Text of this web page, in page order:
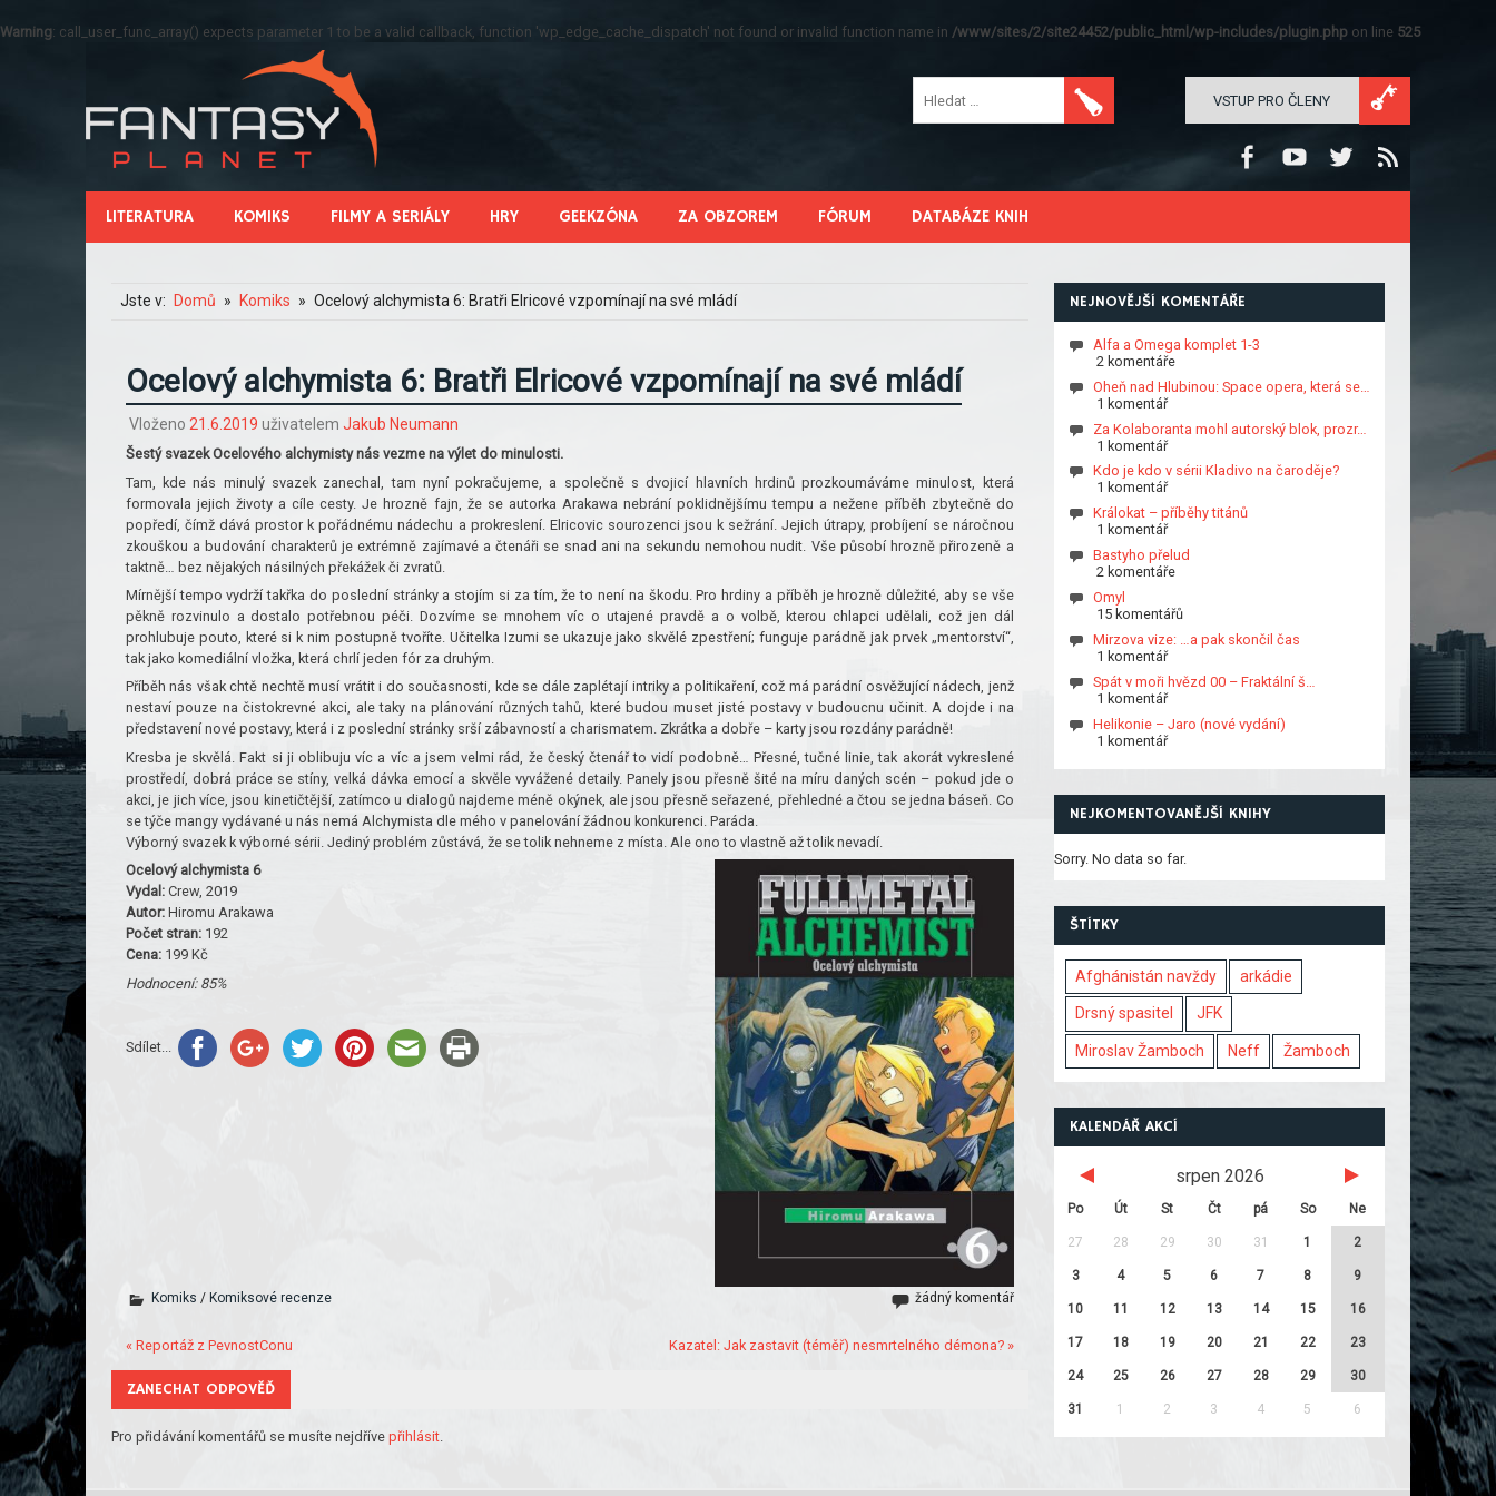
Warning: call_user_func_array() expects parameter 1 to be a valid callback, function 'wp_edge_cache_dispatch' not found or invalid function name in /www/sites/2/site24452/public_html/wp-includes/plugin.php on line 525
VSTUP PRO ČLENY
LITERATURA KOMIKS FILMY A SERIÁLY HRY GEEKZÓNA ZA OBZOREM FÓRUM DATABÁZE KNIH
Jste v: Domů Komiks Ocelový alchymista 6: Bratři Elricové vzpomínají na své mládí
Ocelový alchymista 6: Bratři Elricové vzpomínají na své mládí
Vloženo 21.6.2019 uživatelem Jakub Neumann
Šestý svazek Ocelového alchymisty nás vezme na výlet do minulosti.
Tam, kde nás minulý svazek zanechal, tam nyní pokračujeme, a společně s dvojicí hlavních hrdinů prozkoumáváme minulost, která
formovala jejich životy a cíle cesty. Je hrozně fajn, že se autorka Arakawa nebrání poklidnějšímu tempu a nežene příběh zbytečně do
popředí, čímž dává prostor k pořádnému nádechu a prokreslení. Elricovic sourozenci jsou k sežrání. Jejich útrapy, probíjení se náročnou
zkouškou a budování charakterů je extrémně zajímavé a čtenáři se snad ani na sekundu nemohou nudit. Vše působí hrozně přirozeně a
taktně… bez nějakých násilných překážek či zvratů.
Mírnější tempo vydrží takřka do poslední stránky a stojím si za tím, že to není na škodu. Pro hrdiny a příběh je hrozně důležité, aby se vše
pěkně rozvinulo a dostalo potřebnou péči. Dozvíme se mnohem víc o utajené pravdě a o volbě, kterou chlapci udělali, což jen dál
prohlubuje pouto, které si k nim postupně tvoříte. Učitelka Izumi se ukazuje jako skvělé zpestření; funguje parádně jak prvek „mentorství“,
tak jako komediální vložka, která chrlí jeden fór za druhým.
Příběh nás však chtě nechtě musí vrátit i do současnosti, kde se dále zaplétají intriky a politikaření, což má parádní osvěžující nádech, jenž
nestaví pouze na čistokrevné akci, ale taky na plánování různých tahů, které budou muset jisté postavy v budoucnu učinit. A dojde i na
představení nové postavy, která i z poslední stránky srší zábavností a charismatem. Zkrátka a dobře – karty jsou rozdány parádně!
Kresba je skvělá. Fakt si ji oblibuju víc a víc a jsem velmi rád, že český čtenář to vidí podobně… Přesné, tučné linie, tak akorát vykreslené
prostředí, dobrá práce se stíny, velká dávka emocí a skvěle vyvážené detaily. Panely jsou přesně šité na míru daných scén – pokud jde o
akci, je jich více, jsou kinetičtější, zatímco u dialogů najdeme méně okýnek, ale jsou přesně seřazené, přehledné a čtou se jedna báseň. Co
se týče mangy vydávané u nás nemá Alchymista dle mého v panelování žádnou konkurenci. Paráda.
Výborný svazek k výborné sérii. Jediný problém zůstává, že se tolik nehneme z místa. Ale ono to vlastně až tolik nevadí.
Ocelový alchymista 6
Vydal:Crew, 2019
Autor:Hiromu Arakawa
Počet stran:192
Cena:199 Kč
Hodnocení: 85%
Sdílet...
Komiks / Komiksové recenze žádný komentář
« Reportáž z PevnostConu Kazatel: Jak zastavit (téměř) nesmrtelného démona? »
ZANECHAT ODPOVĚĎ
Pro přidávání komentářů se musíte nejdřívepřihlásit
NEJNOVĚJŠÍ KOMENTÁŘE
Alfa a Omega komplet 1-3
2 komentáře
Oheň nad Hlubinou: Space opera, která se…
1 komentář
Za Kolaboranta mohl autorský blok, prozr…
1 komentář
Kdo je kdo v sérii Kladivo na čaroděje?
1 komentář
Králokat – příběhy titánů
1 komentář
Bastyho přelud
2 komentáře
Omyl
15 komentářů
Mirzova vize: …a pak skončil čas
1 komentář
Spát v moři hvězd 00 – Fraktální š…
1 komentář
Helikonie – Jaro (nové vydání)
1 komentář
NEJKOMENTOVANĚJŠÍ KNIHY
Sorry. No data so far.
ŠTÍTKY
Afghánistán navždy arkádie
Drsný spasitel JFK
Miroslav Žamboch Neff Žamboch
KALENDÁŘ AKCÍ
srpen 2026
Po Út St Čt pá So Ne
27 28 29 30 31 1 2
3 4 5 6 7 8 9
10 11 12 13 14 15 16
17 18 19 20 21 22 23
24 25 26 27 28 29 30
31 1 2 3 4 5 6